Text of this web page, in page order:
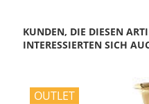
KUNDEN, DIE DIESEN
INTERESSIERTEN SICH
OUTLET